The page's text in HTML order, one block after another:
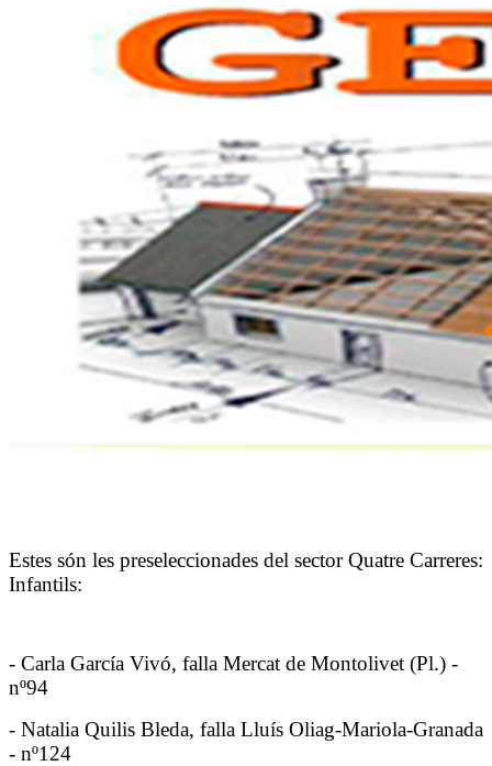
Estes són les preseleccionades del sector Quatre Carreres:
Infantils:
- Carla García Vivó, falla Mercat de Montolivet (Pl.) -
nº94
- Natalia Quilis Bleda, falla Lluís Oliag-Mariola-Granada
- nº124